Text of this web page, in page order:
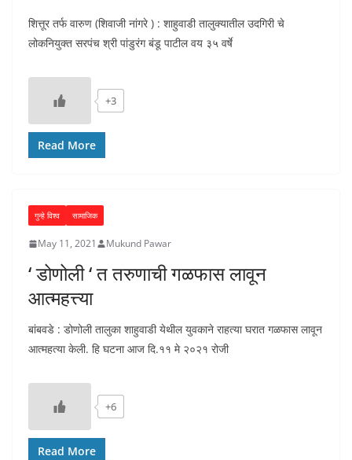
शित्तूर तर्फ वारुण (शिवाजी नांगरे ) : शाहुवाडी तालुक्यातील उदगिरी चे
लोकनियुक्त सरपंच श्री पांडुरंग बंडू पाटील वय ३५ वर्षे
+3
Read More
गुन्हे विश्व सामाजिक
May 11, 2021 Mukund Pawar
‘ डोणोली ‘ त तरुणाची गळफास लावून
आत्महत्त्या
बांबवडे : डोणोली तालुका शाहुवाडी येथील युवकाने राहत्या घरात गळफास लावून
आत्महत्या केली. हि घटना आज दि.११ मे २०२१ रोजी
+6
Read More